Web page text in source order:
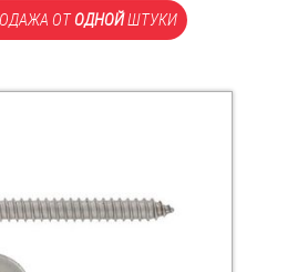
метрической резьбой
шурупной резьбой
ОТОДНОЙШТУКИ